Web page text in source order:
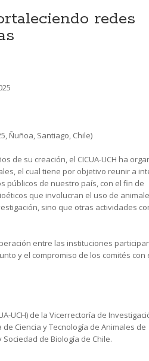
redes
Ñuñoa, Santiago, Chile)
de su creación, el CICUA-UCH ha
el cual tiene por objetivo reunir a
públicos de nuestro país, con el fin de
que involucran el uso de
sino que otras actividades
entre las instituciones
y el compromiso de los comités con
UCH) de la Vicerrectoría de
de Ciencia y Tecnología de Animales de
Sociedad de Biología de Chile.